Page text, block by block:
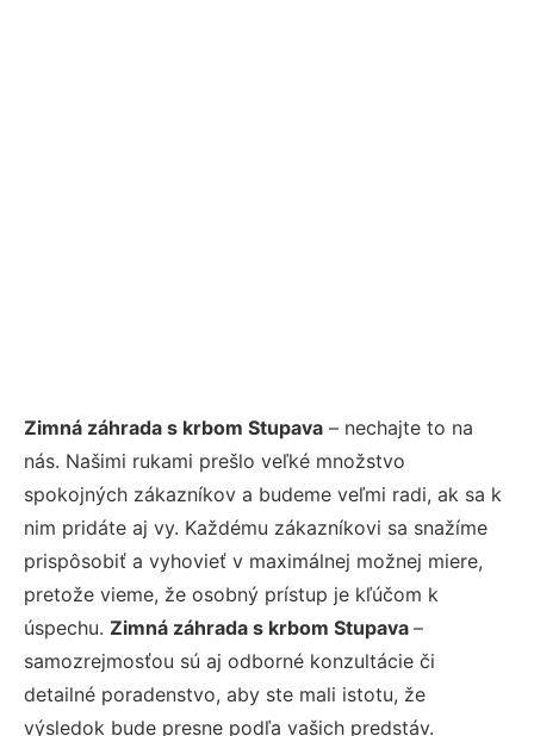
Zimná záhrada s krbom Stupava – nechajte to na
nás. Našimi rukami prešlo veľké množstvo
spokojných zákazníkov a budeme veľmi radi, ak sa k
nim pridáte aj vy. Každému zákazníkovi sa snažíme
prispôsobiť a vyhovieť v maximálnej možnej miere,
pretože vieme, že osobný prístup je kľúčom k
úspechu. Zimná záhrada s krbom Stupava –
samozrejmosťou sú aj odborné konzultácie či
detailné poradenstvo, aby ste mali istotu, že
výsledok bude presne podľa vašich predstáv.